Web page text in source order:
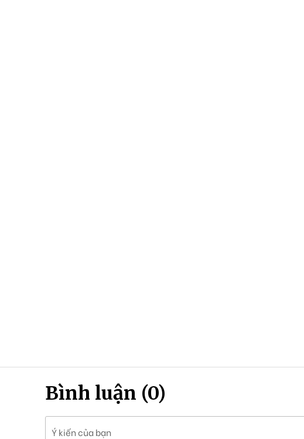
Bình luận (0)
Ý kiến của bạn